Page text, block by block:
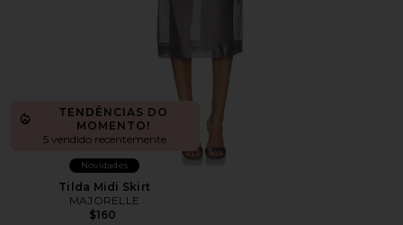
TENDÊNCIAS DO
MOMENTO!
5 vendido recentemente
Novidades
Tilda Midi Skirt
MAJORELLE
$160